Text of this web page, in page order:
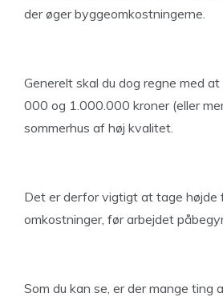
der øger byggeomkostningerne.
Generelt skal du dog regne med
000 og 1.000.000 kroner (eller
sommerhus af høj kvalitet.
Det er derfor vigtigt at tage højde
omkostninger, før arbejdet
Som du kan se, er der mange ting